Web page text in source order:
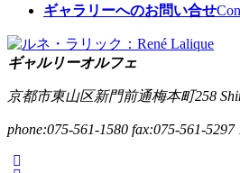
ギャラリーへのお問い合せ
ギャルリーオルフェ
京都市東山区新門前通梅本町258
phone:075-561-1580 fax:075-561-5297